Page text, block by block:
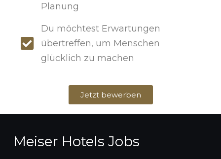
Planung
Du möchtest Erwartungen
übertreffen, um Menschen
glücklich zu machen
Jetzt bewerben
Meiser Hotels Jobs